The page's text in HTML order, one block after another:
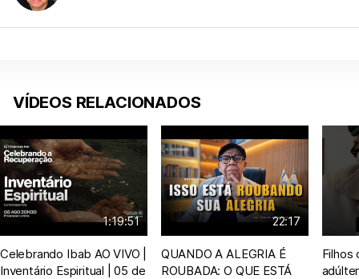
VÍDEOS RELACIONADOS
1:19:51
Celebrando Ibab AO VIVO |
Inventário Espiritual | 05 de
22:17
QUANDO A ALEGRIA É
ROUBADA: O QUE ESTÁ
Filhos